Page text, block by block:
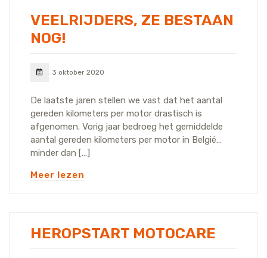
VEELRIJDERS, ZE BESTAAN
NOG!
3 oktober 2020
De laatste jaren stellen we vast dat het aantal
gereden kilometers per motor drastisch is
afgenomen. Vorig jaar bedroeg het gemiddelde
aantal gereden kilometers per motor in België…
minder dan […]
Meer lezen
HEROPSTART MOTOCARE